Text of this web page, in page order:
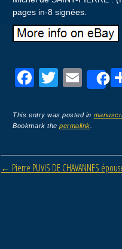
pages in-8 signées.
F
c
e
b
o
T
tt
er
E
ail
This entry was posted in
Bookmark thepermalink
Post navigation
← Pierre PUVIS DE CHAVANNES